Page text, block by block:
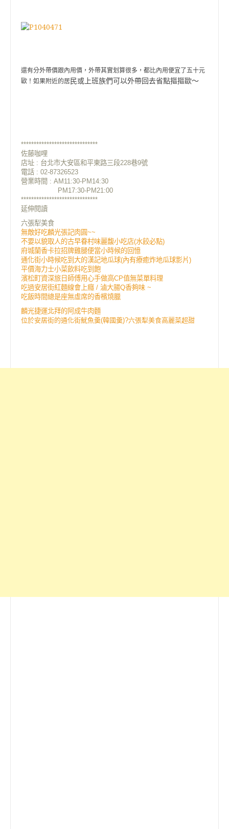
還有分外帶價跟內用價，外帶其實划算很多，都比內用便宜了五十元
歐！如果附近的居民或上班族們可以外帶回去省點摳摳歐～
******************************
佐藤咖哩
店址 : 台北市大安區和平東路三段228巷9號
電話 : 02-87326523
營業時間 : AM11:30-PM14:30
PM17:30-PM21:00
******************************
延伸閱讀
六張犁美食
無敵好吃麟光張記肉圓~~
不要以貌取人的古早眷村味麗馥小吃店(水餃必點)
府城蘭香卡拉招牌雞腿便當小時候的回憶
通化街小時候吃到大的漢記地瓜球(內有療癒炸地瓜球影片)
平價海力士小菜飲料吃到飽
濱松町資深旅日師傅用心手做高CP值無菜單料理
吃過安居街紅麵線會上癮 / 滷大腸Q香夠味 ~
吃飯時間總是座無虛席的香檳燒臘
麟光捷運北拜的阿成牛肉麵
位於安居街的通化街魷魚羹(韓國羹)?六張犁美食高麗菜超甜